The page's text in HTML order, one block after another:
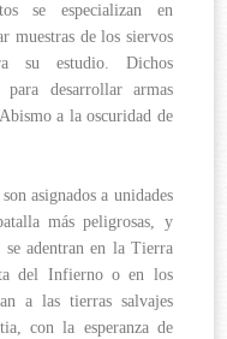
se especializan en
muestras de los siervos
su estudio. Dichos
para desarrollar armas
a la oscuridad de
asignados a unidades
más peligrosas, y
se adentran en la Tierra
del Infierno o en los
a las tierras salvajes
con la esperanza de